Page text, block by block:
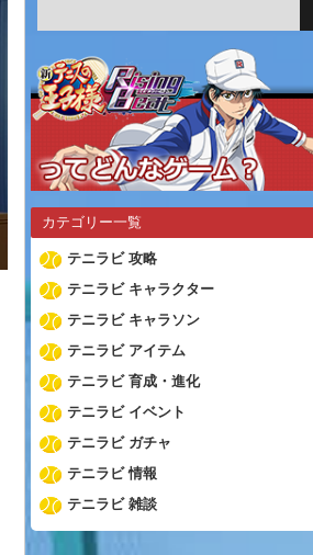
カテゴリー一覧
テニラビ 攻略
テニラビ キャラクター
テニラビ キャラソン
テニラビ アイテム
テニラビ 育成・進化
テニラビ イベント
テニラビ ガチャ
テニラビ 情報
テニラビ 雑談